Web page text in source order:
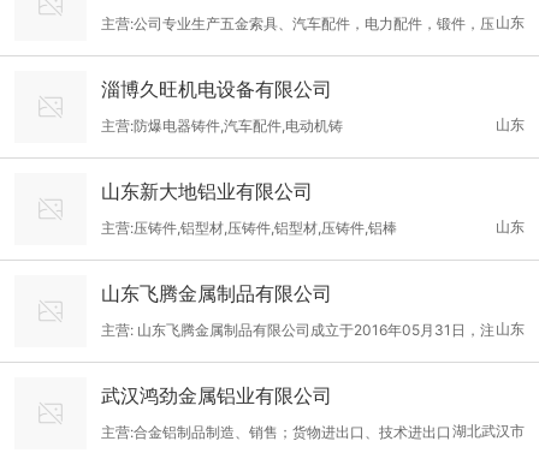
山东
主营:公司专业生产五金索具、汽车配件，电力配件，锻件，压
铸铝件及各种异型五金制品
淄博久旺机电设备有限公司
山东
主营:防爆电器铸件,汽车配件,电动机铸
山东新大地铝业有限公司
山东
主营:压铸件,铝型材,压铸件,铝型材,压铸件,铝棒
山东飞腾金属制品有限公司
山东
主营: 山东飞腾金属制品有限公司成立于2016年05月31日，注
册地位于山东省泰安市肥城市新城办事处孙庄工业园区，法人代表
为董青。经营范围包括钎具、刀具、钢管、合金制品、金属材料、
五金、机电产品、橡胶制品、电子产品、环保设备、工矿机械设
武汉鸿劲金属铝业有限公司
湖北武汉市
主营:合金铝制品制造、销售；货物进出口、技术进出口